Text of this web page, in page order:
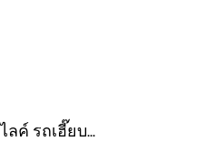
ลค์ รถเฮี๊ยบ...